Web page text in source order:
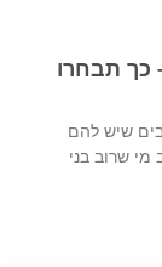
כך תבחרו
שיש להם
שרוב בני